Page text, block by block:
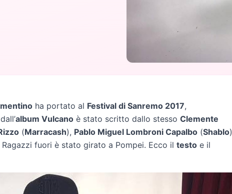
ha portato al Festival di Sanremo 2017,
album Vulcano è stato scritto dallo stesso Clemente
(Marracash), Pablo Miguel Lombroni Capalbo (Shablo)
fuori è stato girato a Pompei. Ecco il testo e il